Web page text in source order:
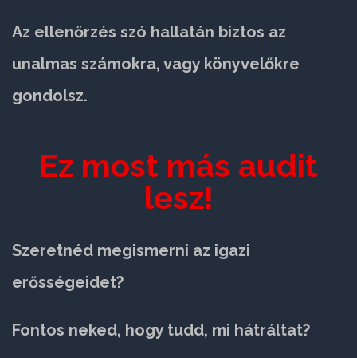
Az ellenőrzés szó hallatán biztos az
unalmas számokra, vagy könyvelőkre
gondolsz.
Ez most más audit
lesz!
Szeretnéd megismerni az igazi
erősségeidet?
Fontos neked, hogy tudd, mi hátráltat?